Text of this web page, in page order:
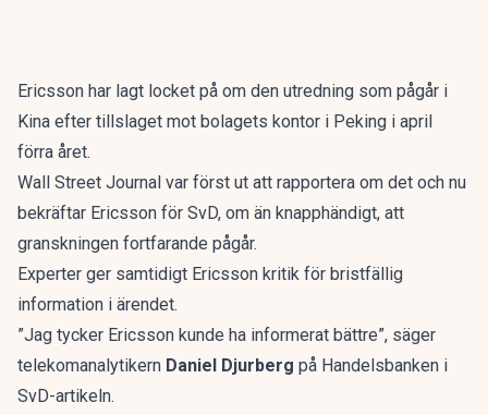
Ericsson har lagt locket på om den utredning som pågår i
Kina efter tillslaget mot bolagets kontor i Peking i april
förra året.
Wall Street Journal var först ut att rapportera om det och nu
bekräftar Ericsson för SvD, om än knapphändigt, att
granskningen fortfarande pågår.
Experter ger samtidigt Ericsson kritik för bristfällig
information i ärendet.
”Jag tycker Ericsson kunde ha informerat bättre”, säger
telekomanalytikern Daniel Djurberg på Handelsbanken i
SvD-artikeln.